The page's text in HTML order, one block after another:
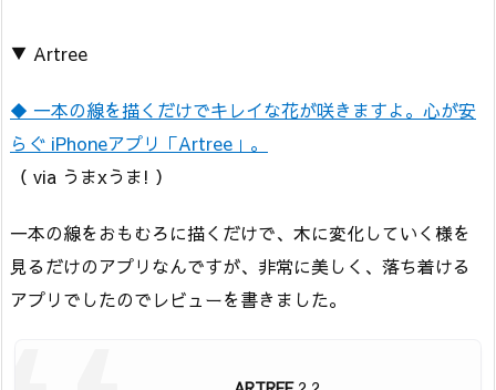
▼ Artree
◆ 一本の線を描くだけでキレイな花が咲きますよ。心が安
らぐ iPhoneアプリ「Artree」。
（ via うまxうま! ）
一本の線をおもむろに描くだけで、木に変化していく様を
見るだけのアプリなんですが、非常に美しく、落ち着ける
アプリでしたのでレビューを書きました。